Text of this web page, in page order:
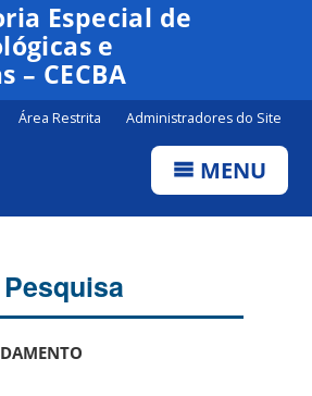
Canais
Especial de
e
– CECBA
Área Restrita Administradores do Site
MENU